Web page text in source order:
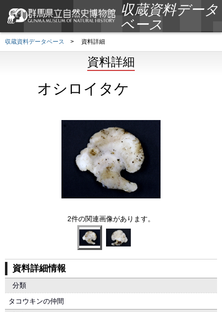
収蔵資料データ
ベース
収蔵資料データベース > 資料詳細
資料詳細
オシロイタケ
2件の関連画像があります。
資料詳細情報
分類
タコウキンの仲間